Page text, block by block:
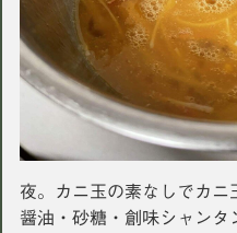
夜。カニ玉の素なしでカニ
醤油・砂糖・創味シャン